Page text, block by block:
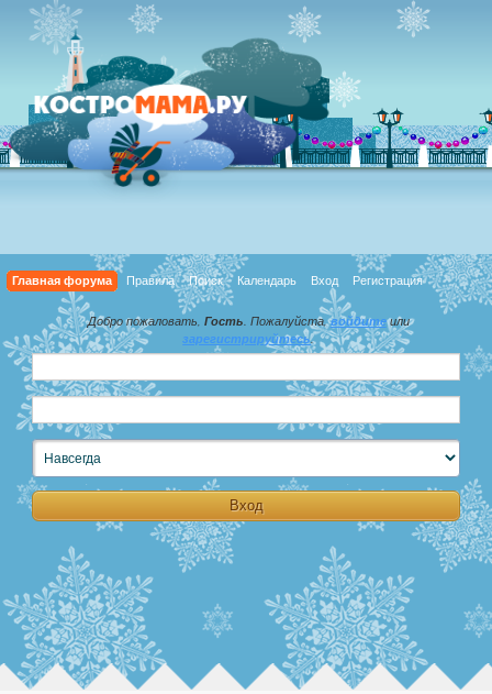
Главная форума Правила Поиск Календарь Вход Регистрация
Добро пожаловать, Гость . Пожалуйста,войдитеили
зарегистрируйтесь.